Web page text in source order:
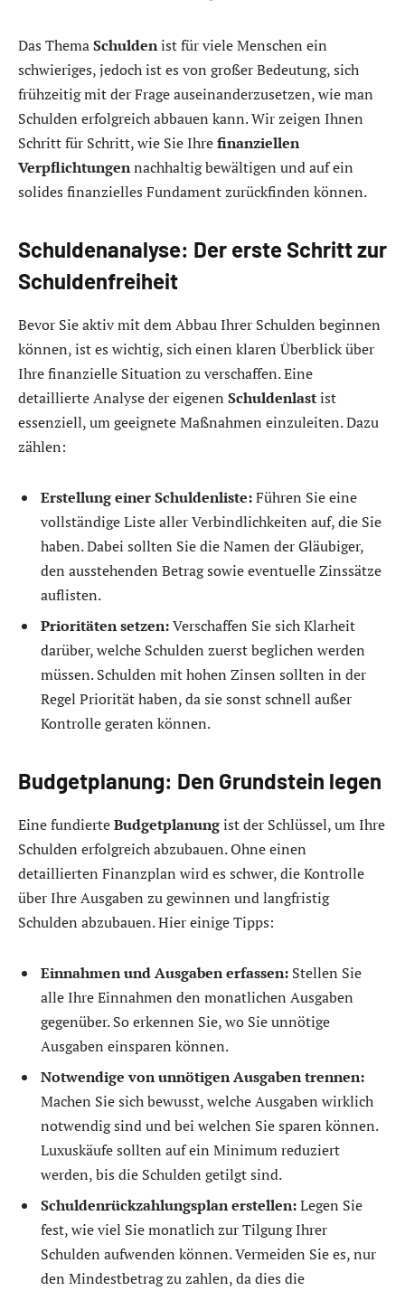
Das ThemaSchuldenist für viele Menschen ein
schwieriges, jedoch ist es von großer Bedeutung, sich
frühzeitig mit der Frage auseinanderzusetzen, wie man
Schulden erfolgreich abbauen kann. Wir zeigen Ihnen
Schritt für Schritt, wie Sie Ihrefinanziellen
Verpflichtungennachhaltig bewältigen und auf ein
solides finanzielles Fundament zurückfinden können.
Schuldenanalyse: Der erste Schritt zur
Schuldenfreiheit
Bevor Sie aktiv mit dem Abbau Ihrer Schulden beginnen
können, ist es wichtig, sich einen klaren Überblick über
Ihre finanzielle Situation zu verschaffen. Eine
detaillierte Analyse der eigenen Schuldenlastist
essenziell, um geeignete Maßnahmen einzuleiten. Dazu
zählen:
Erstellung einer Schuldenliste:Führen Sie eine
vollständige Liste aller Verbindlichkeiten auf, die Sie
haben. Dabei sollten Sie die Namen der Gläubiger,
den ausstehenden Betrag sowie eventuelle Zinssätze
auflisten.
Prioritäten setzen:Verschaffen Sie sich Klarheit
darüber, welche Schulden zuerst beglichen werden
müssen. Schulden mit hohen Zinsen sollten in der
Regel Priorität haben, da sie sonst schnell außer
Kontrolle geraten können.
Budgetplanung: Den Grundstein legen
Eine fundierteBudgetplanungist der Schlüssel, um Ihre
Schulden erfolgreich abzubauen. Ohne einen
detaillierten Finanzplan wird es schwer, die Kontrolle
über Ihre Ausgaben zu gewinnen und langfristig
Schulden abzubauen. Hier einige Tipps:
Einnahmen und Ausgaben erfassen: Stellen Sie
alle Ihre Einnahmen den monatlichen Ausgaben
gegenüber. So erkennen Sie, wo Sie unnötige
Ausgaben einsparen können.
Notwendige von unnötigen Ausgaben trennen:
Machen Sie sich bewusst, welche Ausgaben wirklich
notwendig sind und bei welchen Sie sparen können.
Luxuskäufe sollten auf ein Minimum reduziert
werden, bis die Schulden getilgt sind.
Schuldenrückzahlungsplan erstellen:Legen Sie
fest, wie viel Sie monatlich zur Tilgung Ihrer
Schulden aufwenden können. Vermeiden Sie es, nur
den Mindestbetrag zu zahlen, da dies die